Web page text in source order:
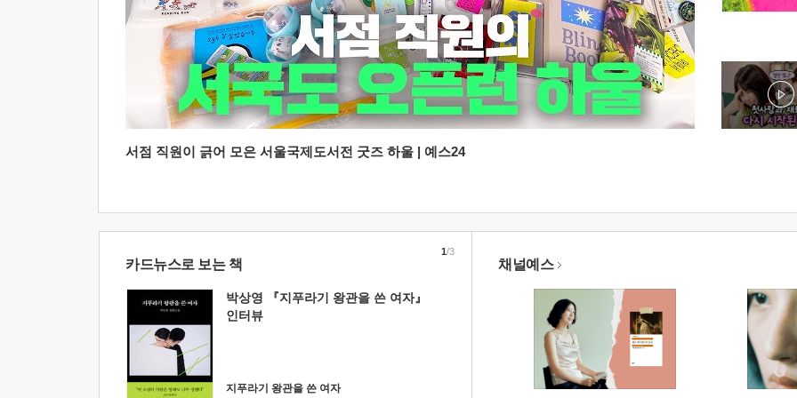
서점 직원이 긁어 모은 서울국제도서전 굿즈 하울 | 예스24
카드뉴스로 보는 책
박상영 『지푸라기 왕관을 쓴 여자』
인터뷰
지푸라기 왕관을 쓴 여자
1/3
채널예스